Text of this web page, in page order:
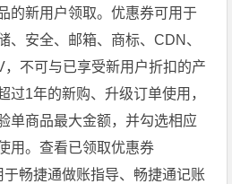
的新用户领取。优惠券可用于
、安全、邮箱、商标、CDN、
不可与已享受新用户折扣的产
过1年的新购、升级订单使用，
单商品最大金额，并勾选相应
用。查看已领取优惠券
畅捷通做账指导、畅捷通记账